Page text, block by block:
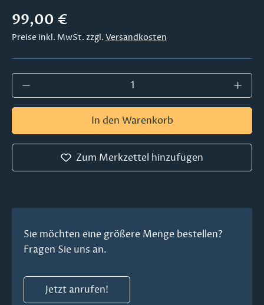
Regulärer Preis:
99,00 €
Preise inkl. MwSt. zzgl. Versandkosten
Produkt Anzahl: Gib den gewünschten
In den Warenkorb
Zum Merkzettel hinzufügen
Sie möchten eine größere Menge bestellen?
Fragen Sie uns an.
Jetzt anrufen!